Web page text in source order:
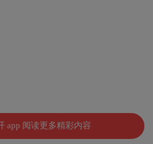
app 阅读更多精彩内容